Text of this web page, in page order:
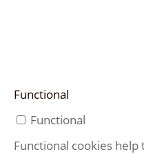
Functional
Functional
Functional cookies